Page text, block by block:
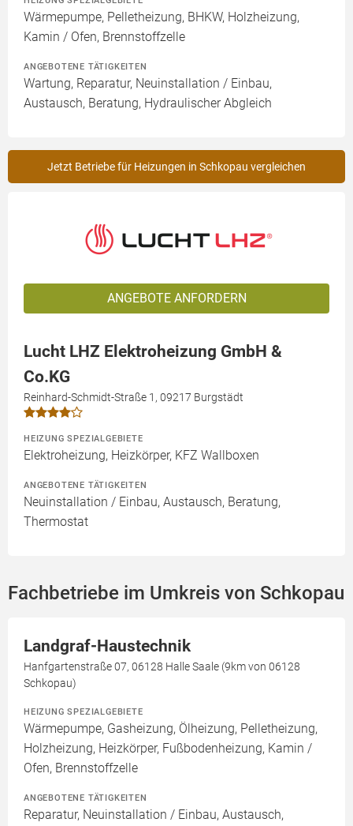
Wärmepumpe, Pelletheizung, BHKW, Holzheizung,
Kamin / Ofen, Brennstoffzelle
ANGEBOTENE TÄTIGKEITEN
Wartung, Reparatur, Neuinstallation / Einbau,
Austausch, Beratung, Hydraulischer Abgleich
Jetzt Betriebe für Heizungen in Schkopau vergleichen
ANGEBOTE ANFORDERN
Lucht LHZ Elektroheizung GmbH &
Co.KG
Reinhard-Schmidt-Straße 1, 09217 Burgstädt
HEIZUNG SPEZIALGEBIETE
Elektroheizung, Heizkörper, KFZ Wallboxen
ANGEBOTENE TÄTIGKEITEN
Neuinstallation / Einbau, Austausch, Beratung,
Thermostat
Fachbetriebe im Umkreis von Schkopau
Landgraf-Haustechnik
Hanfgartenstraße 07, 06128 Halle Saale (9km von 06128
Schkopau)
HEIZUNG SPEZIALGEBIETE
Wärmepumpe, Gasheizung, Ölheizung, Pelletheizung,
Holzheizung, Heizkörper, Fußbodenheizung, Kamin /
Ofen, Brennstoffzelle
ANGEBOTENE TÄTIGKEITEN
Reparatur, Neuinstallation / Einbau, Austausch,